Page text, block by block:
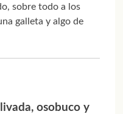
sobre todo a los
galleta y algo de
osobuco y